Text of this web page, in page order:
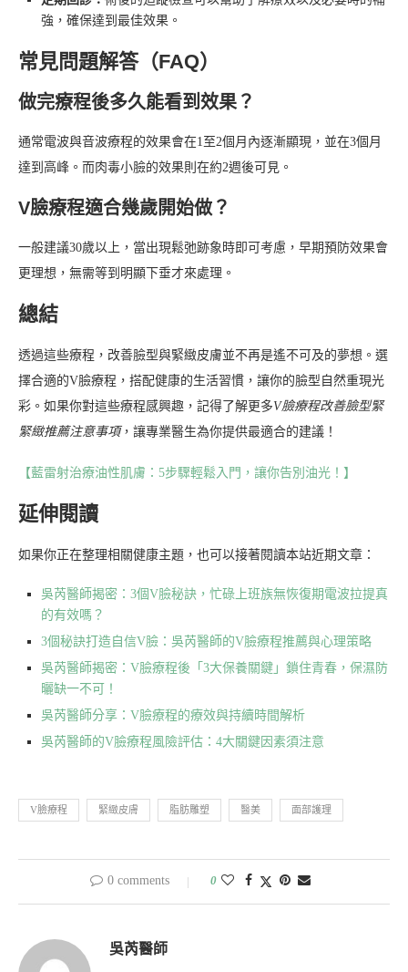
強，確保達到最佳效果。
常見問題解答（FAQ）
做完療程後多久能看到效果？
通常電波與音波療程的效果會在1至2個月內逐漸顯現，並在3個月
達到高峰。而肉毒小臉的效果則在約2週後可見。
V臉療程適合幾歲開始做？
一般建議30歲以上，當出現鬆弛跡象時即可考慮，早期預防效果會
更理想，無需等到明顯下垂才來處理。
總結
透過這些療程，改善臉型與緊緻皮膚並不再是遙不可及的夢想。選
擇合適的V臉療程，搭配健康的生活習慣，讓你的臉型自然重現光
彩。如果你對這些療程感興趣，記得了解更多V臉療程改善臉型緊
緊緻推薦注意事項，讓專業醫生為你提供最適合的建議！
【藍雷射治療油性肌膚：5步驟輕鬆入門，讓你告別油光！】
延伸閱讀
如果你正在整理相關健康主題，也可以接著閱讀本站近期文章：
吳芮醫師揭密：3個V臉秘訣，忙碌上班族無恢復期電波拉提真
的有效嗎？
3個秘訣打造自信V臉：吳芮醫師的V臉療程推薦與心理策略
吳芮醫師揭密：V臉療程後「3大保養關鍵」鎖住青春，保濕防
曬缺一不可！
吳芮醫師分享：V臉療程的療效與持續時間解析
吳芮醫師的V臉療程風險評估：4大關鍵因素須注意
V臉療程 緊緻皮膚 脂肪雕塑 醫美 面部護理
0 comments 0
吳芮醫師